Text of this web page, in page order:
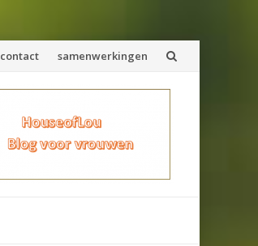
contact samenwerkingen